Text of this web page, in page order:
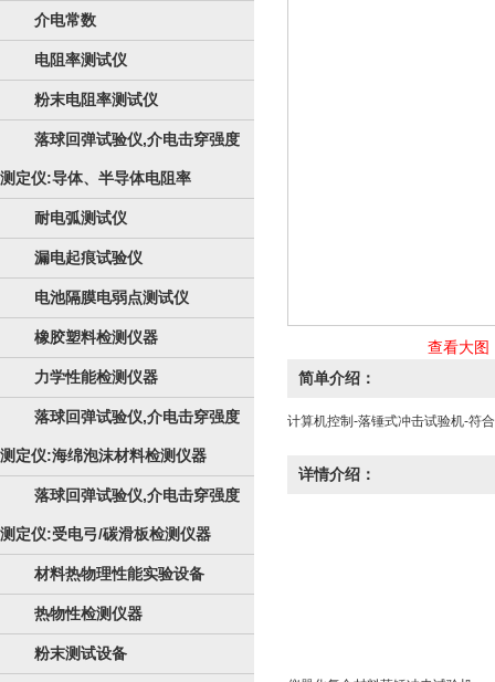
介电常数
电阻率测试仪
粉末电阻率测试仪
落球回弹试验仪,介电击穿强度
测定仪:导体、半导体电阻率
耐电弧测试仪
漏电起痕试验仪
电池隔膜电弱点测试仪
橡胶塑料检测仪器
力学性能检测仪器
落球回弹试验仪,介电击穿强度
测定仪:海绵泡沫材料检测仪器
落球回弹试验仪,介电击穿强度
测定仪:受电弓/碳滑板检测仪器
材料热物理性能实验设备
热物性检测仪器
粉末测试设备
查看大图
简单介绍：
计算机控制-落锤式冲击试验机-符
详情介绍：